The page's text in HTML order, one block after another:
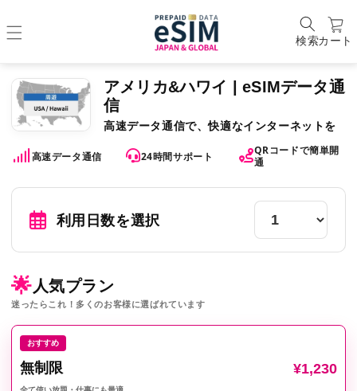
検索カート
アメリカ&ハワイ | eSIMデータ通
信
高速データ通信で、快適なインターネットを
高速データ通信 24時間サポート
QRコードで簡単開
通
利用日数を選択
🌟 人気プラン
迷ったらこれ！多くのお客様に選ばれています
おすすめ
無制限 ¥1,230